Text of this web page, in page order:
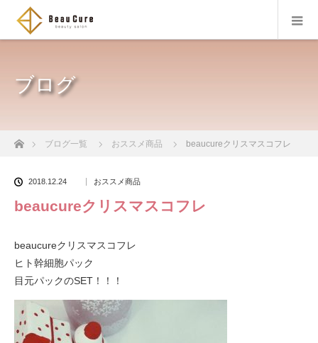
ブログ
ホームブログ一覧 おススメ商品 beaucureクリスマスコフレ
2018.12.24 おススメ商品
beaucureクリスマスコフレ
beaucureクリスマスコフレ
ヒト幹細胞パック
目元パックのSET！！！